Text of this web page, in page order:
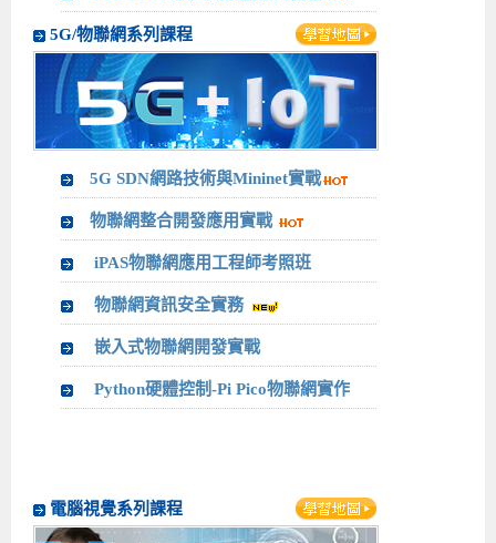
5G/物聯網系列課程
5G SDN網路技術與Mininet實戰
物聯網整合開發應用實戰
iPAS物聯網應用工程師考照班
物聯網資訊安全實務
嵌入式物聯網開發實戰
Python硬體控制-Pi Pico物聯網實作
電腦視覺系列課程